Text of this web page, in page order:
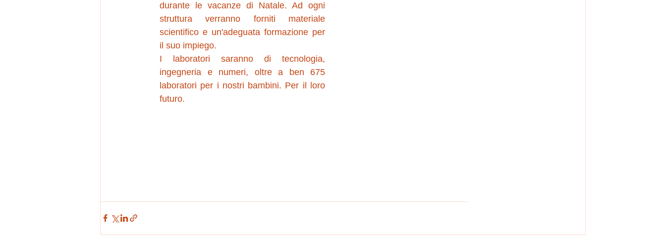
durante le vacanze di Natale. Ad ogni
struttura verranno forniti materiale
scientifico e un'adeguata formazione per
il suo impiego.
I laboratori saranno di tecnologia,
ingegneria e numeri, oltre a ben 675
laboratori per i nostri bambini. Per il loro
futuro.